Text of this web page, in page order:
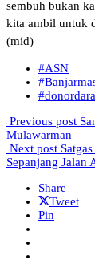
sembuh bukan
kita ambil untuk
(mid)
#ASN
Previous post
Mulawarman
Next post
Sepanjang Jalan
Share
Tweet
Pin